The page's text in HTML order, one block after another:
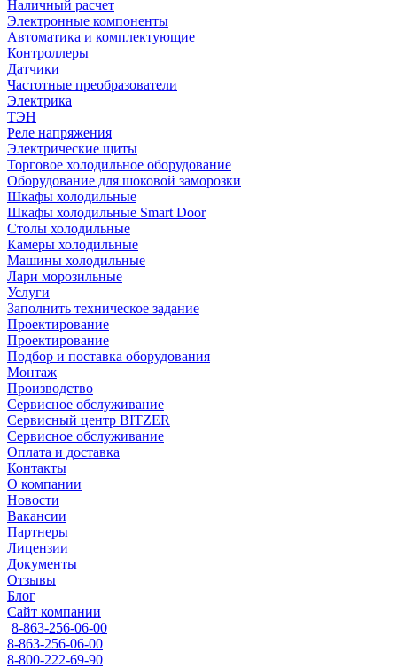
Наличный расчет
Электронные компоненты
Автоматика и комплектующие
Контроллеры
Датчики
Частотные преобразователи
Электрика
ТЭН
Реле напряжения
Электрические щиты
Торговое холодильное оборудование
Оборудование для шоковой заморозки
Шкафы холодильные
Шкафы холодильные Smart Door
Столы холодильные
Камеры холодильные
Машины холодильные
Лари морозильные
Услуги
Заполнить техническое задание
Проектирование
Проектирование
Подбор и поставка оборудования
Монтаж
Производство
Сервисное обслуживание
Сервисный центр BITZER
Сервисное обслуживание
Оплата и доставка
Контакты
О компании
Новости
Вакансии
Партнеры
Лицензии
Документы
Отзывы
Блог
Сайт компании
8-863-256-06-00
8-863-256-06-00
8-800-222-69-90